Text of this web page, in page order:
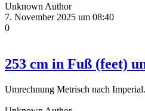
Unknown Author
7. November 2025 um 08:40
0
253 cm in Fuß (feet)
Umrechnung Metrisch nach Imperial.